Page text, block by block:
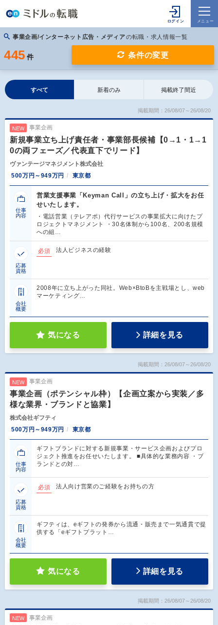
事業企画/インターネット広告・メディアの転職・求人情報一覧
445 件 条件の変更
すべて 新着のみ 掲載終了間近
掲載期間：26/08/07～26/08/20
NEW 事業企画
新規事業立ち上げ責任者・事業部長候補【0→1・1→1
0の両フェーズ／代表直下でリード】
ヴァンテージマネジメント株式会社
500万円～949万円
東京都
仕事
内容
営業支援事業「Keyman Call」の立ち上げ・拡大をお任
せいたします。
・電話営業（テレアポ）代行サービスの事業拡大に向けたプ
ロジェクトマネジメント ・30名体制から100名、200名規模
への組…
応募
資格
必須 法人ビジネスの経験
会社
概要
2008年に立ち上がった同社。Web×BtoBを主戦場とし、web
マーケティング…
気になる 詳細を見る
掲載期間：26/08/07～26/08/20
NEW 事業企画
事業企画（ポテンシャル枠）【企画立案から実装／多
様な業界・ブランドと協業】
株式会社ギフティ
500万円～949万円
東京都
仕事
内容
ギフトブランドに対する新規事業・サービス企画およびプロ
ジェクト推進をお任せいたします。 ■具体的な業務内容 ・ブ
ランドとの対…
応募
資格
必須 法人向け営業のご経験をお持ちの方
会社
概要
ギフティは、eギフトの発券から流通・販売まで一気通貫で提
供する「eギフトプラット…
気になる 詳細を見る
掲載期間：26/08/07～26/08/20
NEW 事業企画